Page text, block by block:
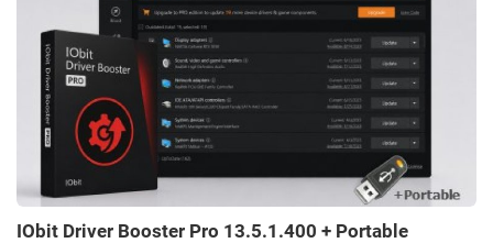
IObit Driver Booster Pro 13.5.1.400 + Portable